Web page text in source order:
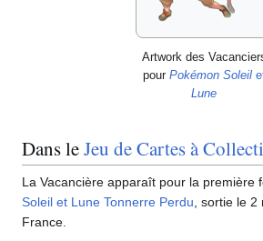
Artwork des
pour Pokémon Soleil
Lune
Dans leJeu de Cartes à
La Vacancière apparaît pour la première
Soleil et Lune Tonnerre Perdu , sortie le
France.